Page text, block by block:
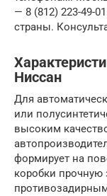
— 8 (812) 223-49-
страны.
Ниссан
Для
или
высоким
формирует на
коробки прочную